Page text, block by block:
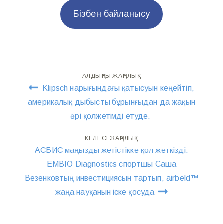
Бізбен байланысу
Навигация
по
записям
АЛДЫҢҒЫ ЖАҢАЛЫҚ
Klipsch нарығындағы қатысуын кеңейтіп,
америкалық дыбысты бұрынғыдан да жақын
әрі қолжетімді етуде.
КЕЛЕСІ ЖАҢАЛЫҚ
АСБИС маңызды жетістікке қол жеткізді:
EMBIO Diagnostics спортшы Саша
Везенковтың инвестициясын тартып, airbeld™
жаңа науқанын іске қосуда